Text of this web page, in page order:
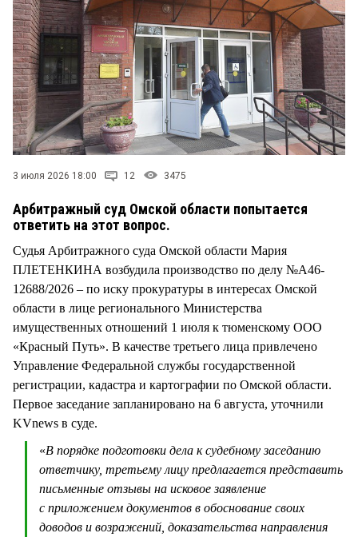
3 июля 2026 18:00 12 3475
Арбитражный суд Омской области попытается
ответить на этот вопрос.
Судья Арбитражного суда Омской области Мария
ПЛЕТЕНКИНА возбудила производство по делу №А46-
12688/2026 – по иску прокуратуры в интересах Омской
области в лице регионального Министерства
имущественных отношений 1 июля к тюменскому ООО
«Красный Путь». В качестве третьего лица привлечено
Управление Федеральной службы государственной
регистрации, кадастра и картографии по Омской области.
Первое заседание запланировано на 6 августа, уточнили
KVnews в суде.
«В порядке подготовки дела к судебному заседанию
ответчику, третьему лицу предлагается представить
письменные отзывы на исковое заявление
с приложением документов в обоснование своих
доводов и возражений, доказательства направления